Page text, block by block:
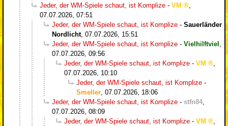
Jeder, der WM-Spiele schaut, ist Komplize - VM
07.07.2026, 07:51
Jeder, der WM-Spiele schaut, ist Komplize - Sauerländer
Nordlicht, 07.07.2026, 15:51
Jeder, der WM-Spiele schaut, ist Komplize - Vielhilftviel
07.07.2026, 09:56
Jeder, der WM-Spiele schaut, ist Komplize - VM
07.07.2026, 10:10
Jeder, der WM-Spiele schaut, ist Komplize -
Smeller 07.07.2026, 18:06
Jeder, der WM-Spiele schaut, ist Komplize - stfn84
07.07.2026, 08:09
Jeder, der WM-Spiele schaut, ist Komplize - VM